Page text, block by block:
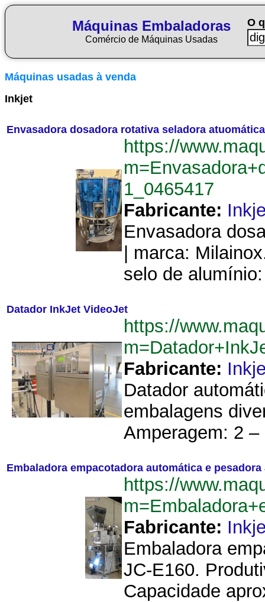
Máquinas Embaladoras
Comércio de Máquinas Usadas
O
Máquinas usadas à venda
Inkjet
Envasadora dosadora rotativa seladora
https://
1_0465417
Fabricante:
Envasadora
| marca:
selo de
Datador InkJet VideoJet
https://
Fabricante:
Datador
embalagens
Amperagem: 2
Embaladora empacotadora automática e pesadora
https://
Fabricante:
Embaladora
JC-E160.
Capacidade